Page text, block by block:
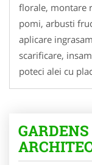
florale, montare
pomi, arbusti
aplicare
scarificare,
poteci alei cu